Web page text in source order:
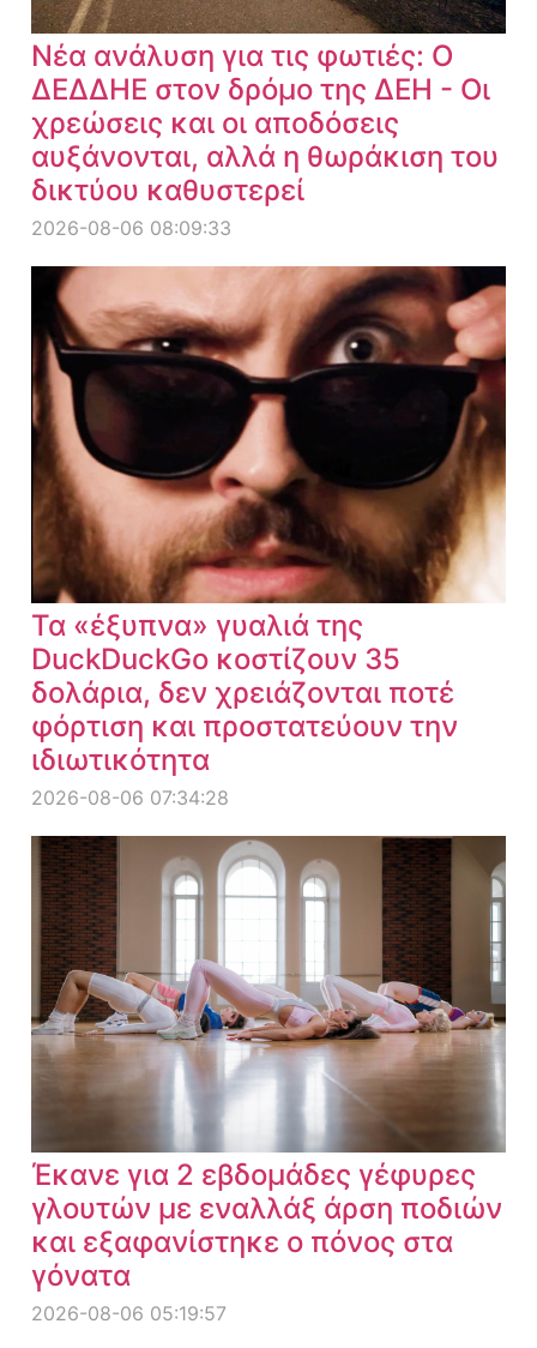
Νέα ανάλυση για τις φωτιές: Ο
ΔΕΔΔΗΕ στον δρόμο της ΔΕΗ - Οι
χρεώσεις και οι αποδόσεις
αυξάνονται, αλλά η θωράκιση του
δικτύου καθυστερεί
2026-08-06 08:09:33
Τα «έξυπνα» γυαλιά της
DuckDuckGo κοστίζουν 35
δολάρια, δεν χρειάζονται ποτέ
φόρτιση και προστατεύουν την
ιδιωτικότητα
2026-08-06 07:34:28
Έκανε για 2 εβδομάδες γέφυρες
γλουτών με εναλλάξ άρση ποδιών
και εξαφανίστηκε ο πόνος στα
γόνατα
2026-08-06 05:19:57